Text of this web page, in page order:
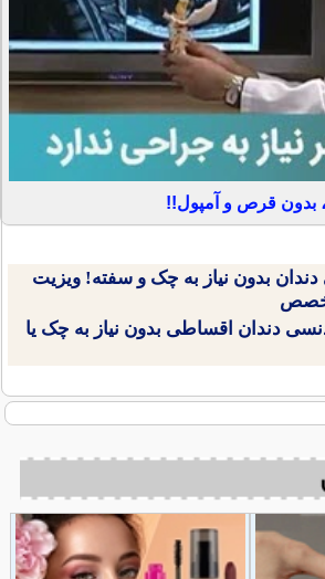
بدون قرص و آمپول!!
دندان بدون نیاز به چک و سفته! ویزیت
دندان اقساطی بدون نیاز به چک یا